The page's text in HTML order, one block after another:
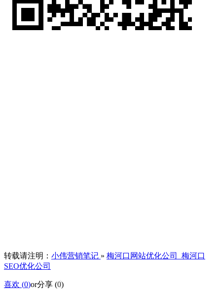
转载请注明： 小伟营销笔记 » 梅河口网站优化公司_梅河口
SEO优化公司
喜欢 (0)or分享 (0)